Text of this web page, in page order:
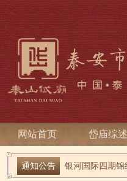
网站首页 岱庙综述
通知公告
银河国际四期